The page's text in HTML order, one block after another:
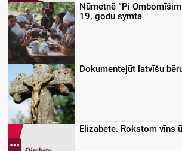
Nūmetnē “Pi
19. godu symtā
Dokumentejūt latvīšu
Elizabete. Rokstom vīns